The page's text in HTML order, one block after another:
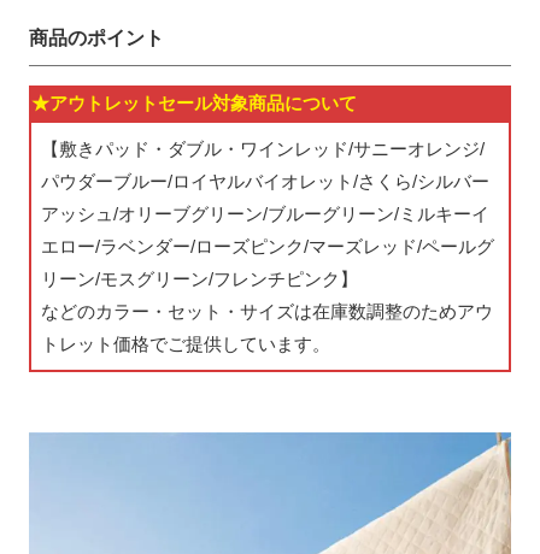
商品のポイント
★アウトレットセール対象商品について
【敷きパッド・ダブル・ワインレッド/サニーオレンジ/
パウダーブルー/ロイヤルバイオレット/さくら/シルバー
アッシュ/オリーブグリーン/ブルーグリーン/ミルキーイ
エロー/ラベンダー/ローズピンク/マーズレッド/ペールグ
リーン/モスグリーン/フレンチピンク】
などのカラー・セット・サイズは在庫数調整のためアウ
トレット価格でご提供しています。